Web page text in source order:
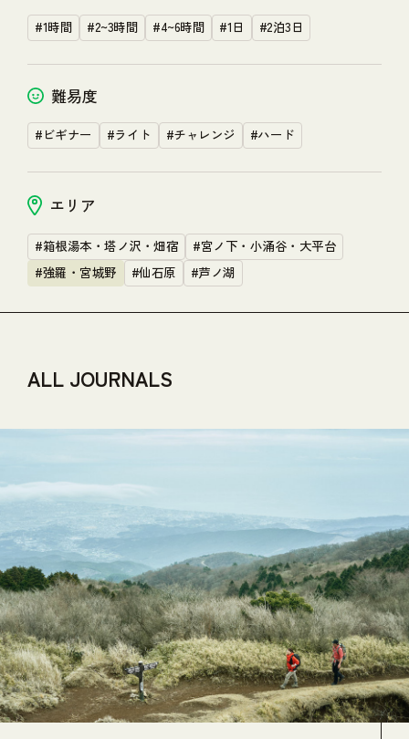
#1時間 #2~3時間 #4~6時間 #1日 #2泊3日
難易度
#ビギナー #ライト #チャレンジ #ハード
エリア
#箱根湯本・塔ノ沢・畑宿
#宮ノ下・小涌谷・大平台
#強羅・宮城野
#仙石原 #芦ノ湖
ALL JOURNALS